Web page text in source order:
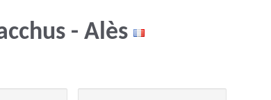
- Alès